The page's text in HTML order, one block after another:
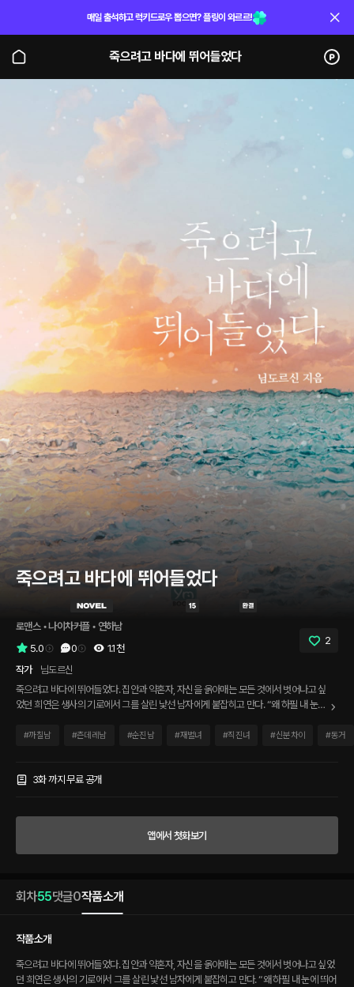
매일 출석하고 럭키드로우 뽑으면? 플링이 와르르!
죽으려고 바다에 뛰어들었다
죽으려고 바다에 뛰어들었다
로맨스 • 나이차커플 • 연하남
5.0
0 1.1천
2
작가
님도르신
죽으려고 바다에 뛰어들었다. 집안과 약혼자, 자신을 옭아매는 모든 것에서 벗어나고 싶
었던 희연은 생사의 기로에서 그를 살린 낯선 남자에게 붙잡히고 만다. “왜 하필 내 눈에
손에 죽을 줄 알아.” 그렇게 희연은 저를 구한 이규를 쫓아가 그의 삶 속에 몸을 던진다.
때 그냥 놔뒀어야 하는데.” “이미 구했으니까 어쩔 수 없어. 네가 나 새까만 바다에서 구
#까칠남 #츤데레남 #순진남 #재벌녀 #직진녀 #신분차이 #동거
3화 까지 무료 공개
앱에서 첫화보기
회차55댓글0작품소개
작품소개
죽으려고 바다에 뛰어들었다. 집안과 약혼자, 자신을 옭아매는 모든 것에서 벗어나고 싶었
던 희연은 생사의 기로에서 그를 살린 낯선 남자에게 붙잡히고 만다. “왜 하필 내 눈에 띄어